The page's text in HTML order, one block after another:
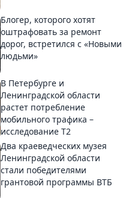
Блогер, которого хотят
оштрафовать за ремонт
дорог, встретился с «Новыми
людьми»
В Петербурге и
Ленинградской области
растет потребление
мобильного трафика –
исследование T2
Два краеведческих музея
Ленинградской области
стали победителями
грантовой программы ВТБ